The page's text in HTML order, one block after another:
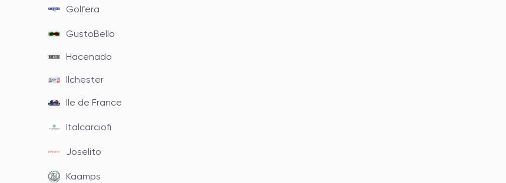
Golfera
GustoBello
Hacenado
Ilchester
Ile de France
Italcarciofi
Joselito
Kaamps